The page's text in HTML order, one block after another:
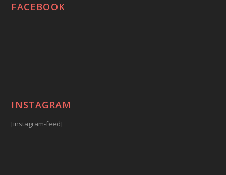
FACEBOOK
INSTAGRAM
[instagram-feed]